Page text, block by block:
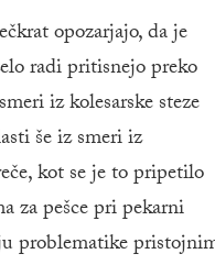
opozarjajo, da je
radi pritisnejo preko
iz kolesarske steze
še iz smeri iz
kot se je to pripetilo
za pešce pri pekarni
problematike